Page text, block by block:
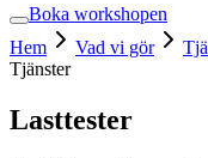
Boka workshopen
Hem
Vad vi gör
Tjänster
Lasttester